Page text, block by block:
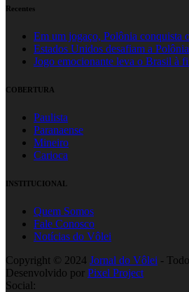
Recentes
Em um jogaço, Polônia conquista
Estados Unidos desafiam a
Jogo emocionante leva o Brasil à
COBERTURA
Paulista
Paranaense
Mineiro
Carioca
INSTITUCIONAL
Quem Somos
Fale Conosco
Notícias do Vôlei
Copyright © 2024 Jornal do Vôlei -
Desenvolvido por Pixel Project
Social: